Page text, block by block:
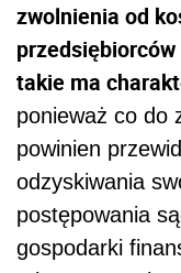
zwolnienia od
takie ma
ponieważ co do
powinien
odzyskiwania
postępowania
gospodarki